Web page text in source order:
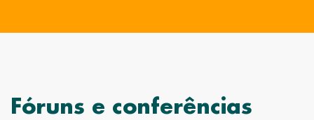
Fóruns e conferências